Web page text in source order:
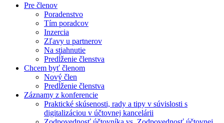
Pre členov
Poradenstvo
Tím poradcov
Inzercia
Zľavy u partnerov
Na stiahnutie
Predĺženie členstva
Chcem byť členom
Nový člen
Predĺženie členstva
Záznamy z konferencie
Praktické skúsenosti, rady a tipy v súvislosti s
digitalizáciou v účtovnej kancelárii